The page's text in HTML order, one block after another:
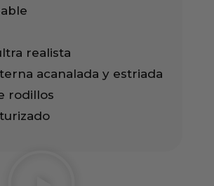
realista
acanalada y estriada
rodillos